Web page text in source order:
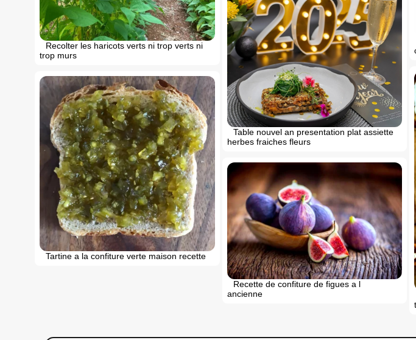
Recolter les haricots verts ni trop verts ni
trop murs
Table nouvel an presentation plat assiette
herbes fraiches fleurs
Tartine a la confiture verte maison recette
Recette de confiture de figues a l
ancienne